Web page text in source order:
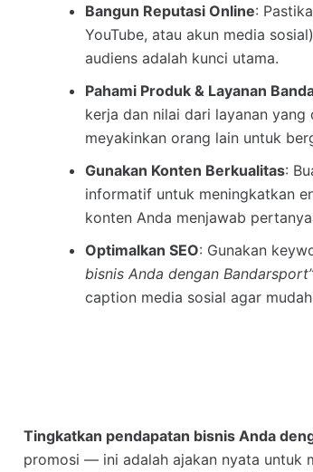
Bangun Reputasi Online:
YouTube, atau akun media
audiens adalah kunci utama.
Pahami Produk & Layanan
kerja dan nilai dari layanan
meyakinkan orang lain untuk
Gunakan Konten Berkualitas:
informatif untuk meningkatkan
konten Anda menjawab
Optimalkan SEO: Gunakan
bisnis Anda dengan Bandarsport”
caption media sosial agar
Tingkatkan pendapatan bisnis Anda
promosi — ini adalah ajakan nyata untuk